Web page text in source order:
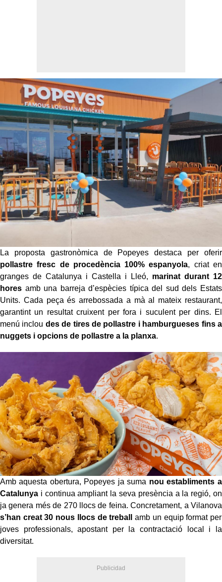
La proposta gastronòmica de Popeyes destaca per oferir
pollastre fresc de procedència 100% espanyola, criat en
granges de Catalunya i Castella i Lleó, marinat durant 12
hores amb una barreja d’espècies típica del sud dels Estats
Units. Cada peça és arrebossada a mà al mateix restaurant,
garantint un resultat cruixent per fora i suculent per dins. El
menú inclou des de tires de pollastre i hamburgueses fins a
nuggets i opcions de pollastre a la planxa.
Amb aquesta obertura, Popeyes ja suma nou establiments a
Catalunya i continua ampliant la seva presència a la regió, on
ja genera més de 270 llocs de feina. Concretament, a Vilanova
s’han creat 30 nous llocs de treball
amb un equip format per
joves professionals, apostant per la contractació local i la
diversitat.